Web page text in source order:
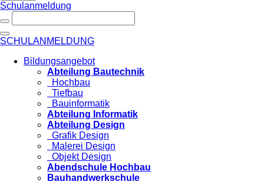
Schulanmeldung
SCHULANMELDUNG
Bildungsangebot
Abteilung Bautechnik
Hochbau
Tiefbau
Bauinformatik
Abteilung Informatik
Abteilung Design
Grafik Design
Malerei Design
Objekt Design
Abendschule Hochbau
Bauhandwerkschule